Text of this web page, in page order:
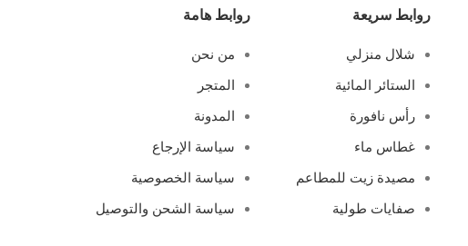
روابط سريعة
شلال منزلي
الستائر المائية
رأس نافورة
غطاس ماء
مصيدة زيت للمطاعم
صفايات طولية
روابط هامة
من نحن
المتجر
المدونة
سياسة الإرجاع
سياسة الخصوصية
سياسة الشحن والتوصيل